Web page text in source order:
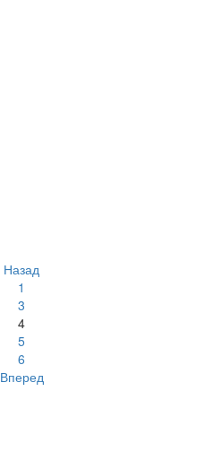
Назад
1
3
4
5
6
Вперед